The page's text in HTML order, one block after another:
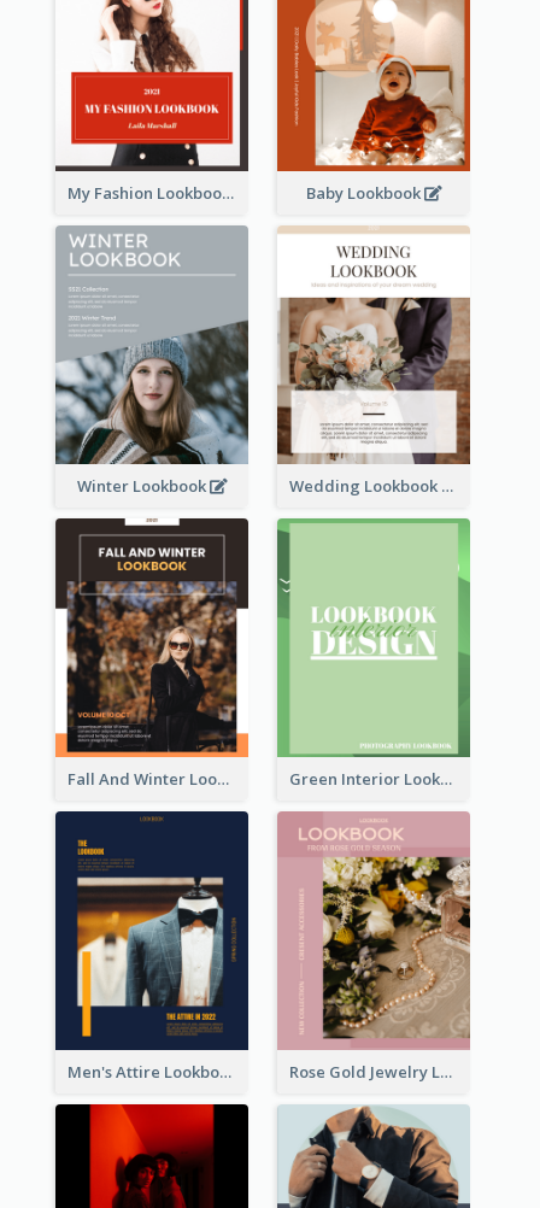
My Fashion Lookbook Baby Lookbook
Winter Lookbook Wedding Lookbook
Fall And Winter Lookbook Green Interior Lookbook
Men's Attire Lookbook Rose Gold Jewelry Lookbook